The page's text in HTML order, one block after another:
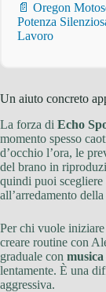
📄 Oregon
Potenza
Lavoro
Un aiuto concreto
La forza di Echo
momento spesso
d’occhio l’ora, le
del brano in
quindi puoi
all’arredamento della
Per chi vuole
creare routine con
graduale con
lentamente. È una
aggressiva.